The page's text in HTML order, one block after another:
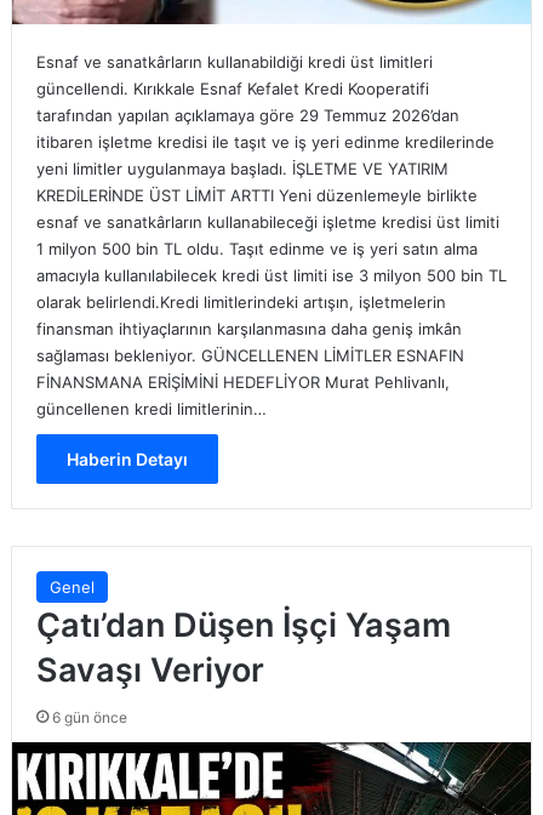
Esnaf ve sanatkârların kullanabildiği kredi üst limitleri
güncellendi. Kırıkkale Esnaf Kefalet Kredi Kooperatifi
tarafından yapılan açıklamaya göre 29 Temmuz 2026’dan
itibaren işletme kredisi ile taşıt ve iş yeri edinme kredilerinde
yeni limitler uygulanmaya başladı. İŞLETME VE YATIRIM
KREDİLERİNDE ÜST LİMİT ARTTI Yeni düzenlemeyle birlikte
esnaf ve sanatkârların kullanabileceği işletme kredisi üst limiti
1 milyon 500 bin TL oldu. Taşıt edinme ve iş yeri satın alma
amacıyla kullanılabilecek kredi üst limiti ise 3 milyon 500 bin TL
olarak belirlendi.Kredi limitlerindeki artışın, işletmelerin
finansman ihtiyaçlarının karşılanmasına daha geniş imkân
sağlaması bekleniyor. GÜNCELLENEN LİMİTLER ESNAFIN
FİNANSMANA ERİŞİMİNİ HEDEFLİYOR Murat Pehlivanlı,
güncellenen kredi limitlerinin…
Haberin Detayı
Genel
Çatı’dan Düşen İşçi Yaşam
Savaşı Veriyor
6 gün önce